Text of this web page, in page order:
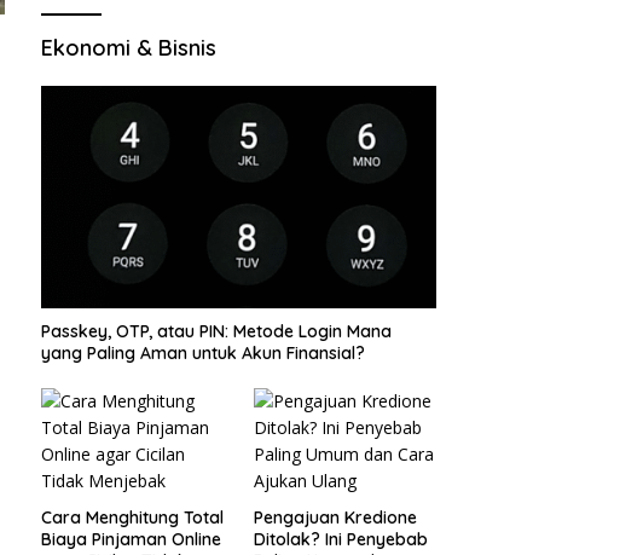
Ekonomi & Bisnis
Passkey, OTP, atau PIN: Metode Login Mana
yang Paling Aman untuk Akun Finansial?
Cara Menghitung Total
Biaya Pinjaman Online
Pengajuan Kredione
Ditolak? Ini Penyebab